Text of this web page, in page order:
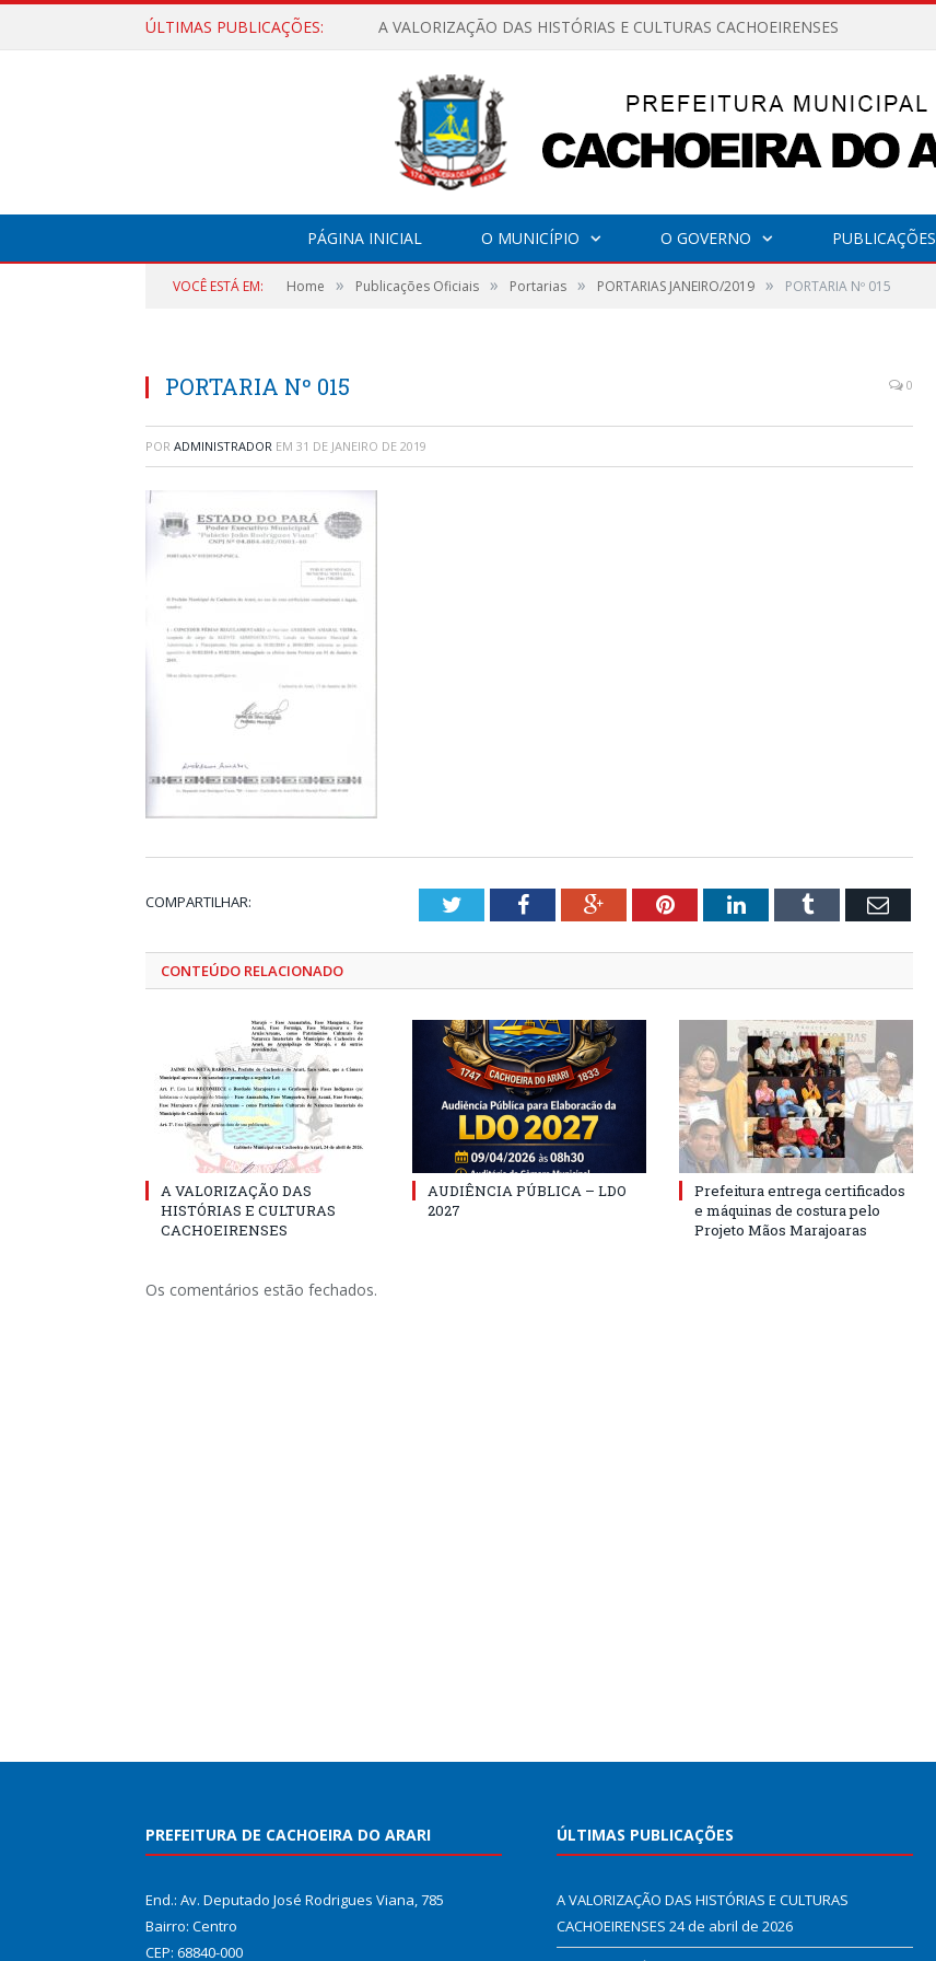
ÚLTIMAS PUBLICAÇÕES: A VALORIZAÇÃO DAS HISTÓRIAS E CULTURAS CACHOEIRENSES
PÁGINA INICIAL O MUNICÍPIO O GOVERNO PUBLICAÇÕES
VOCÊ ESTÁ EM: Home » Publicações Oficiais » Portarias » PORTARIAS JANEIRO/2019 » PORTARIA Nº 015
PORTARIA Nº 015 0
POR ADMINISTRADOR EM 31 DE JANEIRO DE 2019
COMPARTILHAR: TwitterFacebookGoogle+PinterestLinkedInTumblr Email
CONTEÚDO RELACIONADO
A VALORIZAÇÃO DAS
HISTÓRIAS E CULTURAS
CACHOEIRENSES
AUDIÊNCIA PÚBLICA – LDO
2027
Prefeitura entrega certificados
e máquinas de costura pelo
Projeto Mãos Marajoaras
Os comentários estão fechados.
PREFEITURA DE CACHOEIRA DO ARARI
End.: Av. Deputado José Rodrigues Viana, 785
Bairro: Centro
CEP: 68840-000
ÚLTIMAS PUBLICAÇÕES
A VALORIZAÇÃO DAS HISTÓRIAS E CULTURAS
CACHOEIRENSES 24 de abril de 2026